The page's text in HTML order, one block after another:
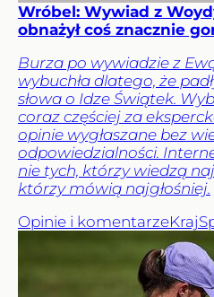
Wróbel: Wywiad z
obnażył coś znacznie
Burza po wywiadzie z
wybuchła dlatego, że
słowa o Idze Świątek.
coraz częściej za
opinie wygłaszane bez
odpowiedzialności.
nie tych, którzy wiedzą
którzy mówią najgłośniej.
Opinie i komentarzeKraj